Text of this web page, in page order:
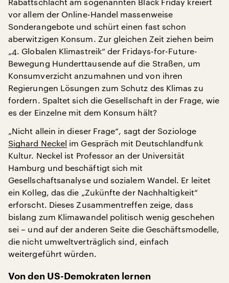
vor allem der Online-Handel massenweise
Sonderangebote und schürt einen fast schon
aberwitzigen Konsum. Zur gleichen Zeit ziehen beim
„4. Globalen Klimastreik“ der Fridays-for-Future-
Bewegung Hunderttausende auf die Straßen, um
Konsumverzicht anzumahnen und von ihren
Regierungen Lösungen zum Schutz des Klimas zu
fordern. Spaltet sich die Gesellschaft in der Frage, wie
es der Einzelne mit dem Konsum hält?
„Nicht allein in dieser Frage“, sagt der Soziologe
Sighard Neckel im Gespräch mit Deutschlandfunk
Kultur. Neckel ist Professor an der Universität
Hamburg und beschäftigt sich mit
Gesellschaftsanalyse und sozialem Wandel. Er leitet
ein Kolleg, das die „Zukünfte der Nachhaltigkeit“
erforscht. Dieses Zusammentreffen zeige, dass
bislang zum Klimawandel politisch wenig geschehen
sei – und auf der anderen Seite die Geschäftsmodelle,
die nicht umweltverträglich sind, einfach
weitergeführt würden.
Von den US-Demokraten lernen